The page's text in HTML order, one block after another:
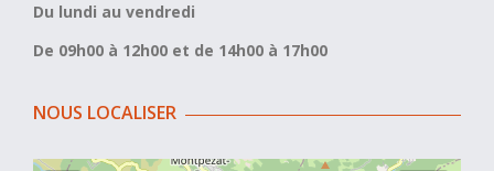
Du lundi au vendredi
De 09h00 à 12h00 et de 14h00 à 17h00
NOUS LOCALISER